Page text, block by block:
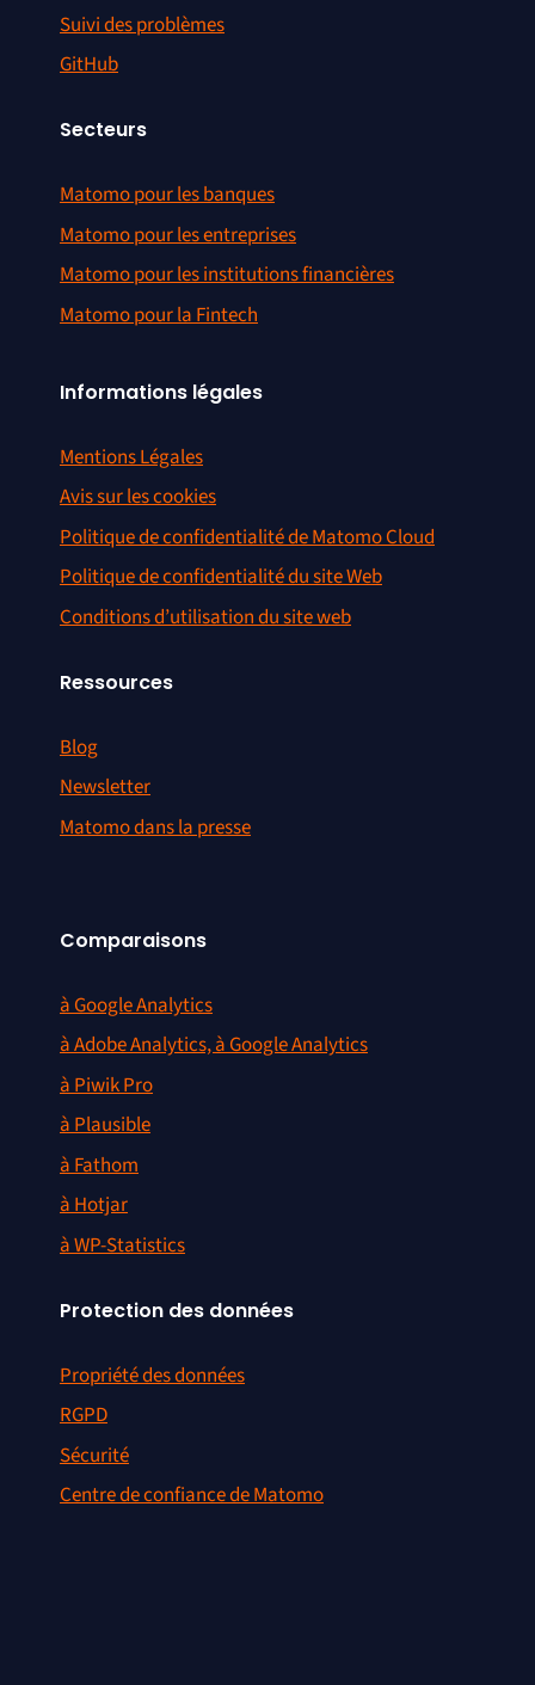
Suivi des problèmes
GitHub
Secteurs
Matomo pour les banques
Matomo pour les entreprises
Matomo pour les institutions financières
Matomo pour la Fintech
Informations légales
Mentions Légales
Avis sur les cookies
Politique de confidentialité de Matomo Cloud
Politique de confidentialité du site Web
Conditions d’utilisation du site web
Ressources
Blog
Newsletter
Matomo dans la presse
Comparaisons
à Google Analytics
à Adobe Analytics, à Google Analytics
à Piwik Pro
à Plausible
à Fathom
à Hotjar
à WP-Statistics
Protection des données
Propriété des données
RGPD
Sécurité
Centre de confiance de Matomo